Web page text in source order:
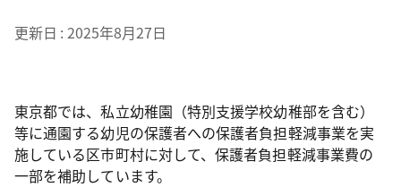
更新日 2025年8月27日
東京都では、私立幼稚園（特別支援学校幼稚部を含む）
等に通園する幼児の保護者への保護者負担軽減事業を実
施している区市町村に対して、保護者負担軽減事業費の
一部を補助しています。